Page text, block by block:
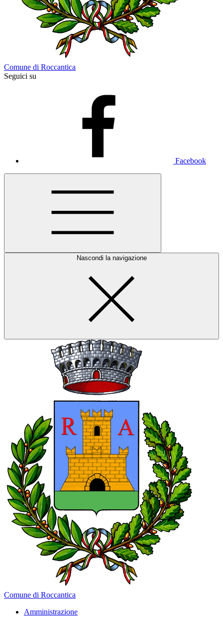
Comune di Roccantica
Seguici su
Facebook
Nascondi la navigazione
Comune di Roccantica
Amministrazione